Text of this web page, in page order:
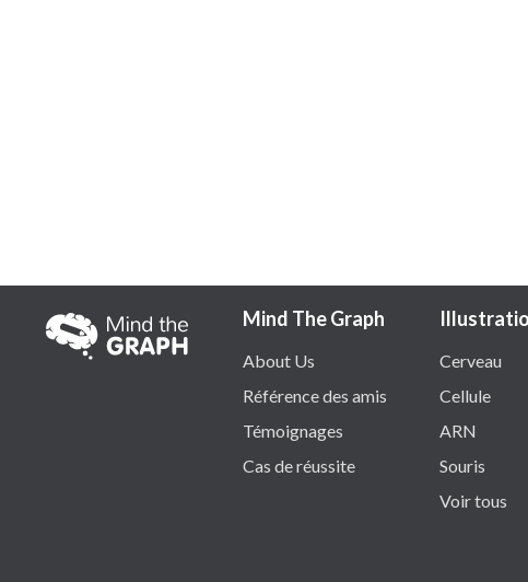
Mind The Graph
About Us
Référence des amis
Témoignages
Cas de réussite
Cerveau
Cellule
ARN
Souris
Voir tous